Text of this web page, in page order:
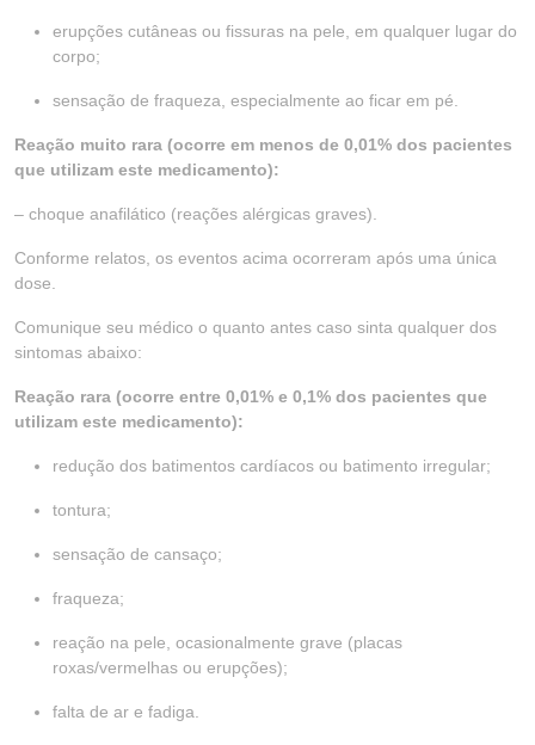
erupções cutâneas ou fissuras na pele, em qualquer lugar do
corpo;
sensação de fraqueza, especialmente ao ficar em pé.
Reação muito rara (ocorre em menos de 0,01% dos pacientes
que utilizam este medicamento):
– choque anafilático (reações alérgicas graves).
Conforme relatos, os eventos acima ocorreram após uma única
dose.
Comunique seu médico o quanto antes caso sinta qualquer dos
sintomas abaixo:
Reação rara (ocorre entre 0,01% e 0,1% dos pacientes que
utilizam este medicamento):
redução dos batimentos cardíacos ou batimento irregular;
tontura;
sensação de cansaço;
fraqueza;
reação na pele, ocasionalmente grave (placas
roxas/vermelhas ou erupções);
falta de ar e fadiga.